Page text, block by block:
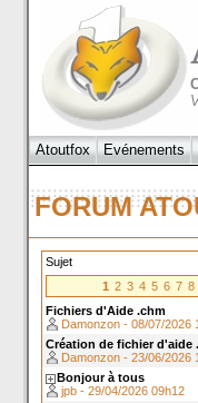
Atoutfox Evénements
FORUM
Sujet
1 2 3 4 5 6 7 8
Fichiers d'Aide .chm
Damonzon - 08/07/2026
Création de fichier d'aide
Damonzon - 23/06/2026
Bonjour à tous
jpb - 29/04/2026 09h12